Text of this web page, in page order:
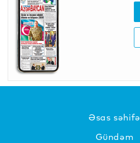
Əsas səhifə
Gündəm